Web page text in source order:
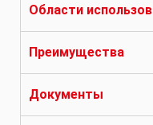
Области
Преимущества
Документы